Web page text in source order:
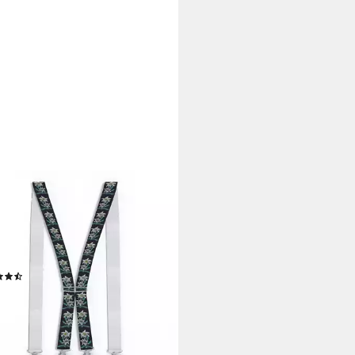
Hosenträger Edelweiß
3,5cm Breite (Edelweiss
X-Form) Rutschfest,
20,00 €
- in 5-6 Werktagen bei dir